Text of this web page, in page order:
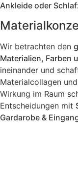
Ankleide oder
Wir betrachten den
Materialien, Farben
ineinander und
Materialcollagen
Wirkung im Raum
Entscheidungen mit
Gardarobe &